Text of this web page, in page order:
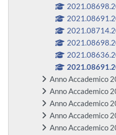
Anno Accademico
Anno Accademico
Anno Accademico
Anno Accademico
Anno Accademico